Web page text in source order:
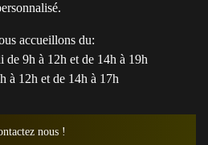
accueillons du:
de 9h à 12h et de 14h à 19h
à 12h et de 14h à 17h
nous !